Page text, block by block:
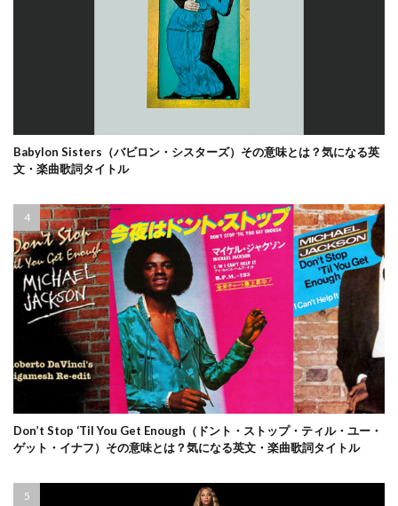
Babylon Sisters（バビロン・シスターズ）その意味とは？気になる英
文・楽曲歌詞タイトル
Don’t Stop ‘Til You Get Enough（ドント・ストップ・ティル・ユー・
ゲット・イナフ）その意味とは？気になる英文・楽曲歌詞タイトル